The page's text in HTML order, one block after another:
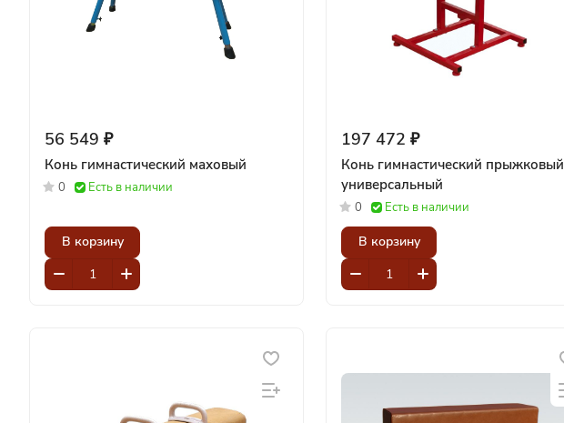
56 549 ₽
Конь гимнастический маховый
0 Есть в наличии
В корзину
197 472 ₽
Конь гимнастический прыжковый
универсальный
0 Есть в наличии
В корзину